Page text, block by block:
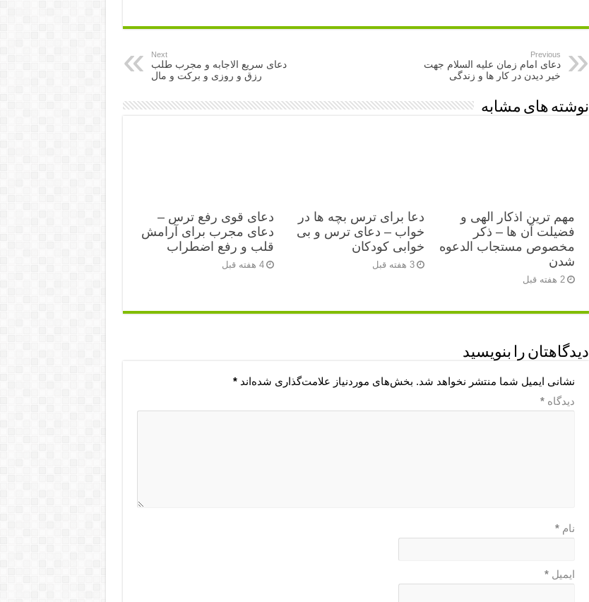
Previous
دعای امام زمان علیه السلام جهت
خیر دیدن در کار ها و زندگی
Next
دعای سریع الاجابه و مجرب طلب
رزق و روزی و برکت و مال
نوشته های مشابه
مهم ترین اذکار الهی و
فضیلت آن ها – ذکر
مخصوص مستجاب الدعوه
شدن
2 هفته قبل
دعا برای ترس بچه ها در
خواب – دعای ترس و بی
خوابی کودکان
3 هفته قبل
دعای قوی رفع ترس –
دعای مجرب برای آرامش
قلب و رفع اضطراب
4 هفته قبل
دیدگاهتان را بنویسید
نشانی ایمیل شما منتشر نخواهد شد. بخش‌های موردنیاز علامت‌گذاری شده‌اند*
دیدگاه*
نام*
ایمیل*